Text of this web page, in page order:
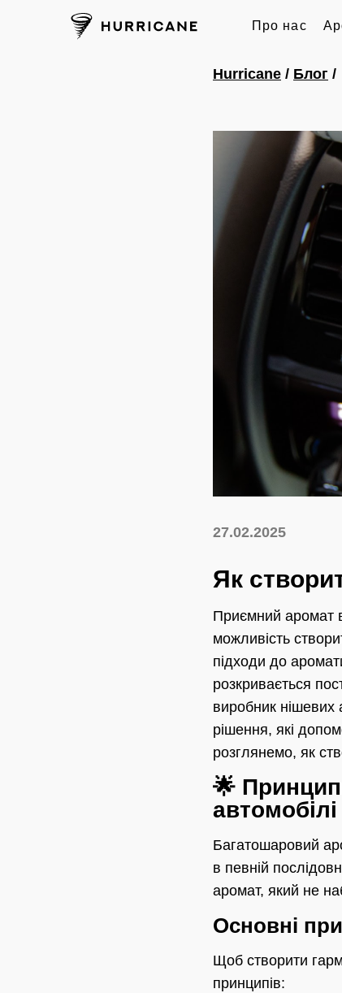
Про нас
Hurricane / Блог /
27.02.2025
Як
Приємний аромат
можливість
підходи до
розкривається
виробник нішевих
рішення, які
розглянемо, як
🌟
автомобілі
Багатошаровий
в певній
аромат, який не
Основні
Щоб створити
принципів: